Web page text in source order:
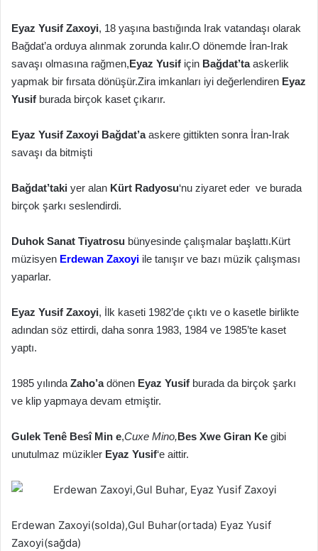
Eyaz Yusif Zaxoyi, 18 yaşına bastığında Irak vatandaşı olarak
Bağdat’a orduya alınmak zorunda kalır.O dönemde İran-Irak
savaşı olmasına rağmen,Eyaz Yusif için Bağdat’taaskerlik
yapmak bir fırsata dönüşür.Zira imkanları iyi değerlendiren Eyaz
Yusif burada birçok kaset çıkarır.
Eyaz Yusif Zaxoyi Bağdat’aaskere gittikten sonra İran-Irak
savaşı da bitmişti
Bağdat’taki yer alan Kürt Radyosu‘nu ziyaret eder ve burada
birçok şarkı seslendirdi.
Duhok Sanat Tiyatrosu bünyesinde çalışmalar başlattı.Kürt
müzisyen Erdewan Zaxoyi ile tanışır ve bazı müzik çalışması
yaparlar.
Eyaz Yusif Zaxoyi, İlk kaseti 1982’de çıktı ve o kasetle birlikte
adından söz ettirdi, daha sonra 1983, 1984 ve 1985’te kaset
yaptı.
1985 yılındaZaho’adönen Eyaz Yusif burada da birçok şarkı
ve klip yapmaya devam etmiştir.
Gulek Tenê Besî Min e,Cuxe Mino,Bes Xwe Giran Ke gibi
unutulmaz müzikler Eyaz Yusif‘e aittir.
Erdewan Zaxoyi(solda),Gul Buhar(ortada) Eyaz Yusif
Zaxoyi(sağda)